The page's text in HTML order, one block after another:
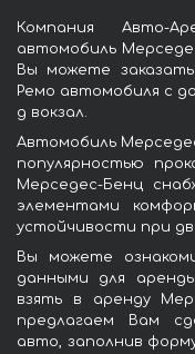
Компания Авто-
автомобиль
Вы можете
Ремо автомобиля с
д вокзал.
Автомобиль
популярностью
Мерседес-Бенц
элементами
устойчивости при
Вы можете
данными для
взять в аренду
предлагаем Вам
авто, заполнив